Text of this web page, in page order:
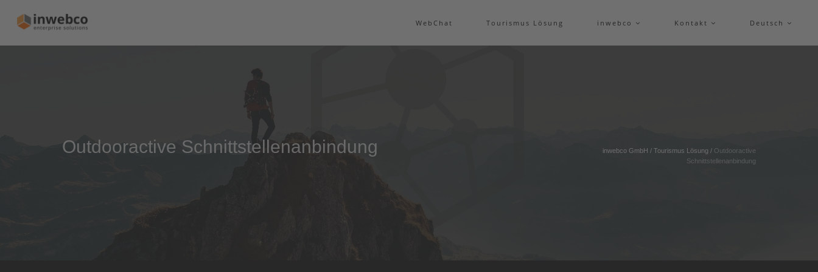
WebChat Tourismus Lösung inwebco Kontakt Deutsch
Outdooractive Schnittstellenanbindung inwebco GmbH / Tourismus Lösung / Outdooractive
Schnittstellenanbindung